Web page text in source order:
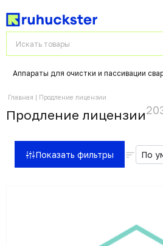
Аппараты для очистки и пассивации
Главная Продление лицензии
Продление лицензии
Показать фильтры